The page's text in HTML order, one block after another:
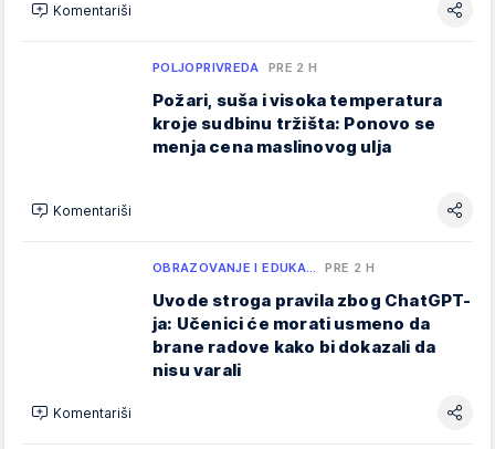
Komentariši
POLJOPRIVREDA PRE 2 H
Požari, suša i visoka temperatura
kroje sudbinu tržišta: Ponovo se
menja cena maslinovog ulja
Komentariši
OBRAZOVANJE I EDUKA… PRE 2 H
Uvode stroga pravila zbog ChatGPT-
ja: Učenici će morati usmeno da
brane radove kako bi dokazali da
nisu varali
Komentariši